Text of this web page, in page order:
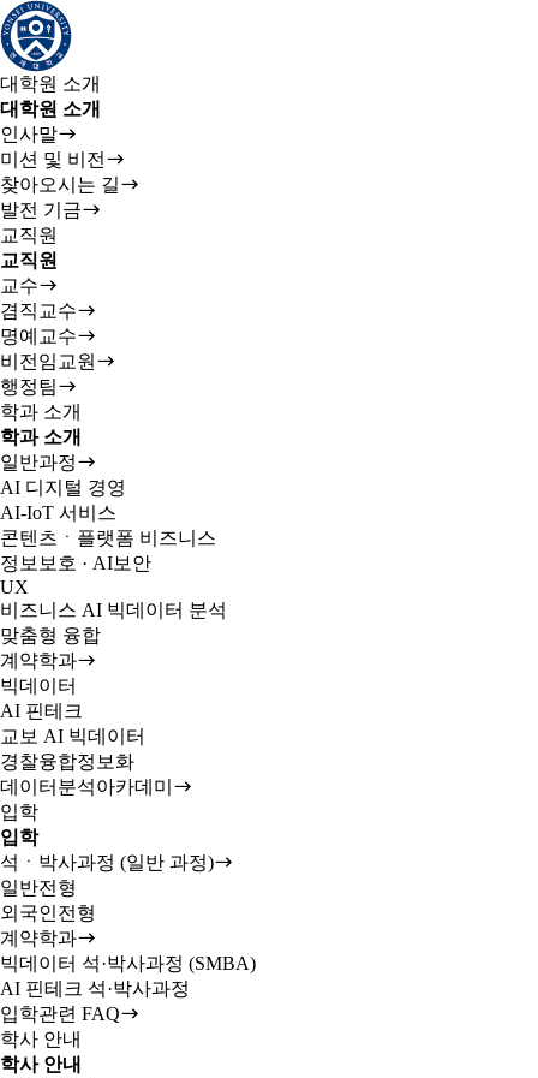
대학원 소개
대학원 소개
인사말
미션 및 비전
찾아오시는 길
발전 기금
교직원
교직원
교수
겸직교수
명예교수
비전임교원
행정팀
학과 소개
학과 소개
일반과정
AI 디지털 경영
AI-IoT 서비스
콘텐츠ㆍ플랫폼 비즈니스
정보보호 · AI보안
UX
비즈니스 AI 빅데이터 분석
맞춤형 융합
계약학과
빅데이터
AI 핀테크
교보 AI 빅데이터
경찰융합정보화
데이터분석아카데미
입학
입학
석ㆍ박사과정 (일반 과정)
일반전형
외국인전형
계약학과
빅데이터 석·박사과정 (SMBA)
AI 핀테크 석·박사과정
입학관련 FAQ
학사 안내
학사 안내